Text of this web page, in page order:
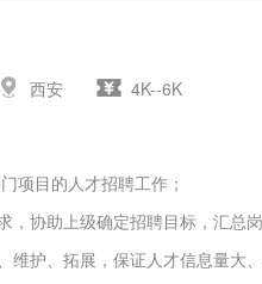
西安 4K--6K
项目的人才招聘工作；
，协助上级确定招聘目标，汇总
维护、拓展，保证人才信息量大